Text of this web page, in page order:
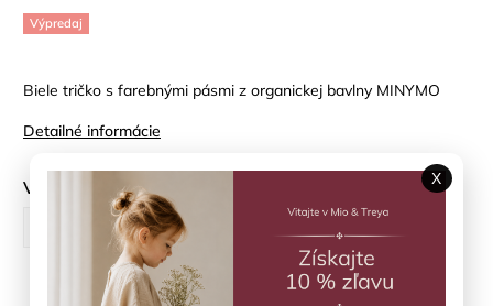
Výpredaj
Biele tričko s farebnými pásmi z organickej bavlny MINYMO
Detailné informácie
Veľkosť
140 cm
X